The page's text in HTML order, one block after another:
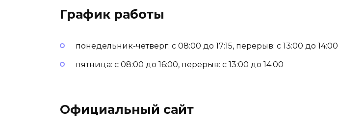
График работы
понедельник-четверг: с 08:00 до 17:15, перерыв: с 13:00 до 14:00
пятница: с 08:00 до 16:00, перерыв: с 13:00 до 14:00
Официальный сайт